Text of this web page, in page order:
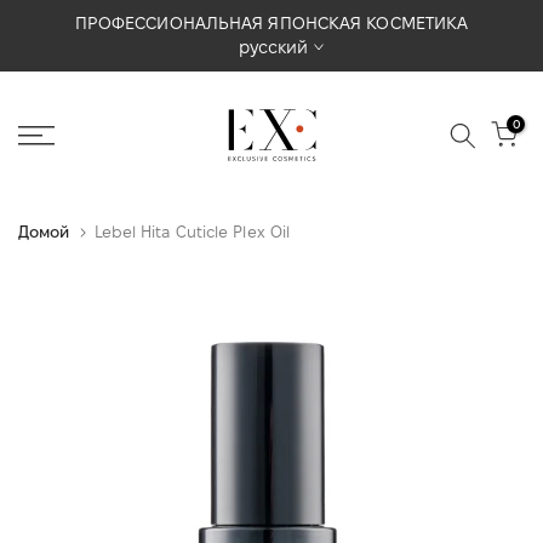
Перейти
содержимому
ПРОФЕССИОНАЛЬНАЯ ЯПОНСКАЯ КОСМЕТИКА
русский
0
Домой Lebel Hita Cuticle Plex Oil